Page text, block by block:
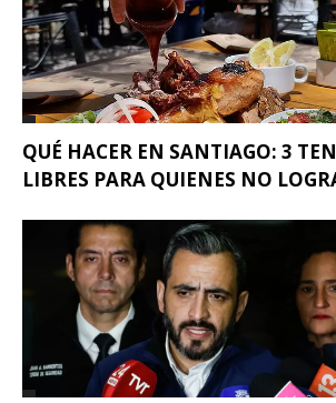
QUÉ HACER EN SANTIAGO: 3
LIBRES PARA QUIENES NO